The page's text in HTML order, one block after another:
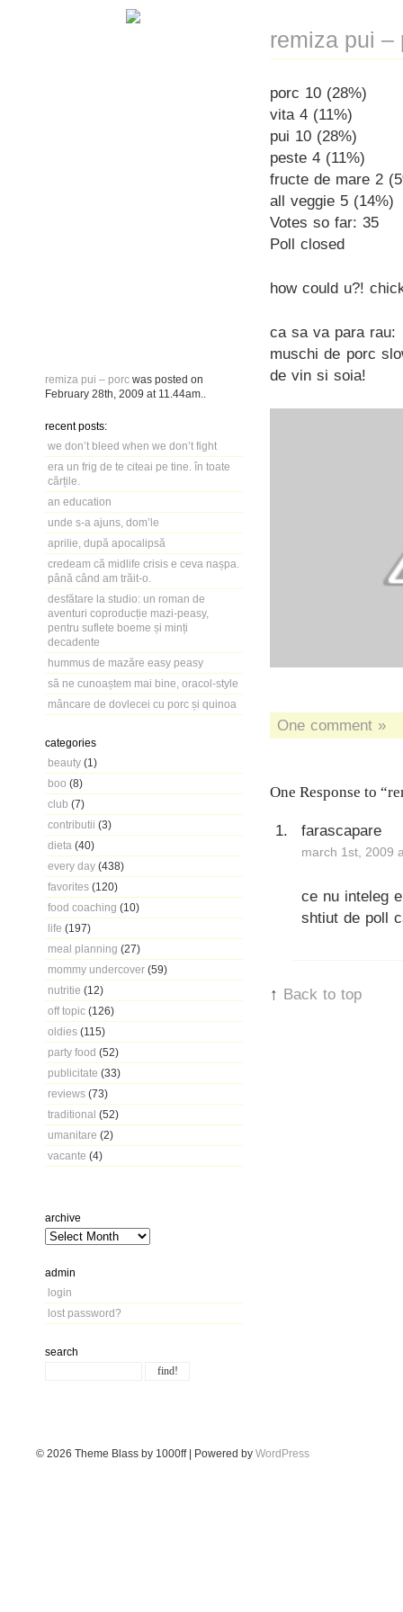
remiza pui – porc was posted on
February 28th, 2009 at 11.44am
recent posts:
we don’t bleed when we don’t fight
era un frig de te citeai pe tine. în toate
cărțile.
an education
unde s-a ajuns, dom’le
aprilie, după apocalipsă
credeam că midlife crisis e ceva nașpa.
până când am trăit-o.
desfătare la studio: un roman de
aventuri coproducție mazi-peasy,
pentru suflete boeme și minți
decadente
hummus de mazăre easy peasy
să ne cunoaștem mai bine, oracol-style
mâncare de dovlecei cu porc și quinoa
categories
beauty (1)
boo (8)
club (7)
contributii (3)
dieta (40)
every day (438)
favorites (120)
food coaching (10)
life (197)
meal planning (27)
mommy undercover (59)
nutritie (12)
off topic (126)
oldies (115)
party food (52)
publicitate (33)
reviews (73)
traditional (52)
umanitare (2)
vacante (4)
archive
admin
login
lost password?
search
remiza pui –
porc 10 (28%)
vita 4 (11%)
pui 10 (28%)
peste 4 (11%)
fructe de mare 2
all veggie 5 (14%)
Votes so far: 35
Poll closed
how could u?!
ca sa va para rau:
muschi de porc
de vin si soia!
One comment »
One Response to
farascapare
march 1st, 2009
ce nu inteleg
shtiut de poll
↑ Back to top
© 2026 Theme Blass by 1000ff | Powered by WordPress